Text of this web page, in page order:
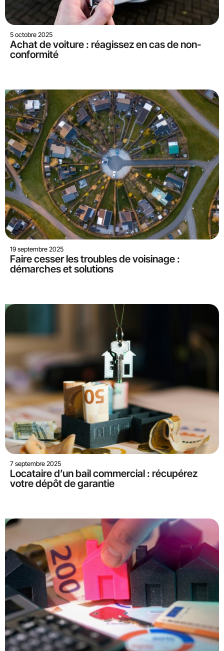
5 octobre 2025
Achat de voiture : réagissez en cas de non-
conformité
19 septembre 2025
Faire cesser les troubles de voisinage :
démarches et solutions
7 septembre 2025
Locataire d’un bail commercial : récupérez
votre dépôt de garantie